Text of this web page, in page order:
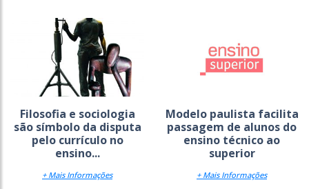
Filosofia e sociologia
são símbolo da disputa
pelo currículo no
ensino...
+ Mais Informações
Modelo paulista facilita
passagem de alunos do
ensino técnico ao
superior
+ Mais Informações